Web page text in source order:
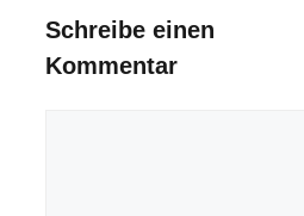
Schreibe einen
Kommentar